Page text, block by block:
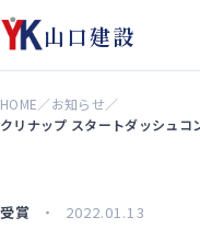
山口建設
HOME／お知らせ／
クリナップ スタートダッシュコ
受賞 2022.01.13